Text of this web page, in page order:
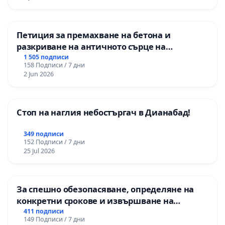
една от причините за смърт на десетки, стотици
бездомни животни. ВИНОВНИ НЯМА! Няма и
санкционирани. - Убитите от БАБХ 4
кончета през декември 2016.
Осогово;
- Лъвчетата Терез и Масуд от Разградския
зоопарк. ВИНОВНИ НЯМА!
БАБХ на законови разпоредби на над 130
екзотични птици в Софийски зоопарк през
февруари 2018 г. ВИНОВНИ НЯМА! -
Петиция за премахване на бетона и
разкриване на античното сърце на
Могиланската могила във Враца
1 505 подписи
158 Подписи / 7 дни
2 Jun 2026
Стоп на наглия небостъргач в Дианабад!
349 подписи
152 Подписи / 7 дни
25 Jul 2026
За спешно обезопасяване, определяне на
конкретни срокове и извършване на
цялостна рехабилитация на
411 подписи
149 Подписи / 7 дни